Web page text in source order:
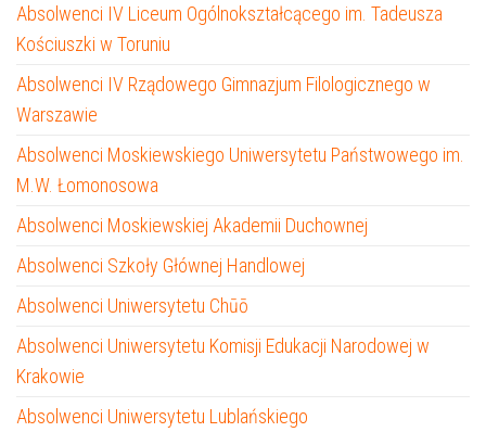
Absolwenci IV Liceum Ogólnokształcącego im. Tadeusza
Kościuszki w Toruniu
Absolwenci IV Rządowego Gimnazjum Filologicznego w
Warszawie
Absolwenci Moskiewskiego Uniwersytetu Państwowego im.
M.W. Łomonosowa
Absolwenci Moskiewskiej Akademii Duchownej
Absolwenci Szkoły Głównej Handlowej
Absolwenci Uniwersytetu Chūō
Absolwenci Uniwersytetu Komisji Edukacji Narodowej w
Krakowie
Absolwenci Uniwersytetu Lublańskiego